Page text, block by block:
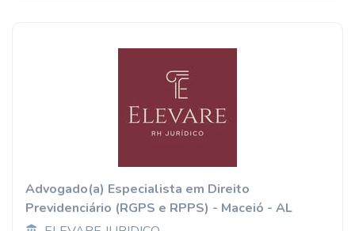
Advogado(a) Especialista em Direito
Previdenciário (RGPS e RPPS) - Maceió - AL